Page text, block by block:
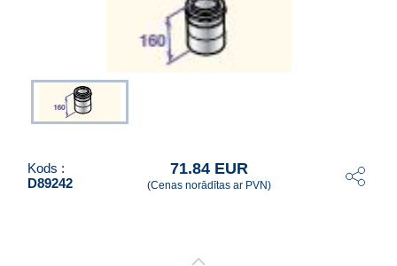
Kods :
D89242
71.84 EUR
(Cenas norādītas ar PVN)